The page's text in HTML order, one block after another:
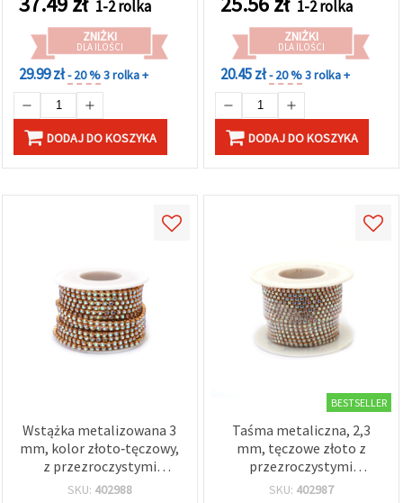
cookie i
klikając
przycisk
"Zapisz"
Akceptuj
wszystkie
1-2 rolka
ZNIŻKI
DLA ILOŚCI
29.99 zł- 20 %3 rolka +
DODAJ DO KOSZYKA
ślubne i eventowe,
zdobienia kostiumów,
efekt kryształu
1-2 rolka
ZNIŻKI
DLA ILOŚCI
20.45 zł- 20 %3 rolka +
DODAJ DO KOSZYKA
Wstążka metalizowana 3
mm, kolor złoto‑tęczowy,
z przezroczystymi
szklanymi kryształkami
SKU: 402988
BESTSELLER
Taśma metaliczna, 2,3
mm, tęczowe złoto z
przezroczystymi
kryształkami ze szkła, SS6
SKU: 402987